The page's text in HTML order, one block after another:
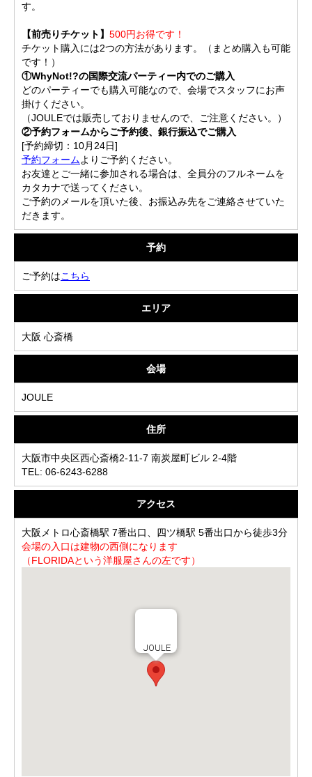
す。
【前売りチケット】 500円お得です！
チケット購入には2つの方法があります。（まとめ購入も可能
です！）
①WhyNot!?の国際交流パーティー内でのご購入
どのパーティーでも購入可能なので、会場でスタッフにお声
掛けください。
（JOULEでは販売しておりませんので、ご注意ください。）
②予約フォームからご予約後、銀行振込でご購入
[予約締切：10月24日]
予約フォームよりご予約ください。
お友達とご一緒に参加される場合は、全員分のフルネームを
カタカナで送ってください。
ご予約のメールを頂いた後、お振込み先をご連絡させていた
だきます。
予約
ご予約はこちら
エリア
大阪 心斎橋
会場
JOULE
住所
大阪市中央区西心斎橋2-11-7 南炭屋町ビル 2-4階
TEL: 06-6243-6288
アクセス
大阪メトロ心斎橋駅 7番出口、四ツ橋駅 5番出口から徒歩3分
会場の入口は建物の西側になります
（FLORIDAという洋服屋さんの左です）
JOULE